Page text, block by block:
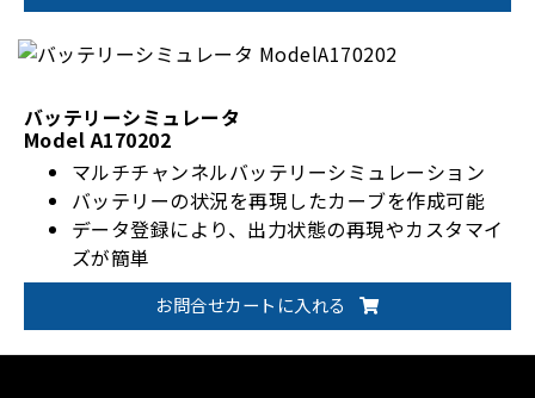
バッテリーシミュレータ
Model A170202
マルチチャンネルバッテリーシミュレーション
バッテリーの状況を再現したカーブを作成可能
データ登録により、出力状態の再現やカスタマイ
ズが簡単
お問合せカートに入れる